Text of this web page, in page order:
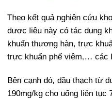
Theo kết quả nghiên cứu
dược liệu này có tác dụng
khuẩn thương hàn, trực
trực khuẩn phế viêm,… các
Bên cạnh đó, dầu thạch từ
190mg/kg cho uống liên tục